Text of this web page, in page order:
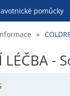
pomůcky
»
LÉČBA